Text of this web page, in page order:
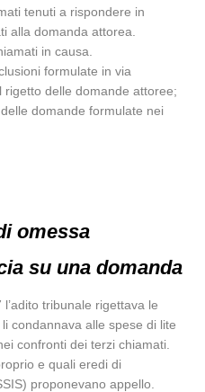
tenuti a rispondere in
alla domanda attorea.
in causa.
formulate in via
delle domande attoree;
domande formulate nei
omessa
su una domanda
tribunale rigettava le
condannava alle spese di lite
confronti dei terzi chiamati.
e quali eredi di
proponevano appello.